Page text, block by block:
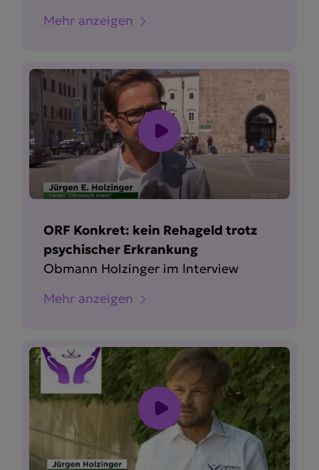
Mehr anzeigen
ORF Konkret: kein Rehageld trotz
psychischer Erkrankung
Obmann Holzinger im Interview
Mehr anzeigen